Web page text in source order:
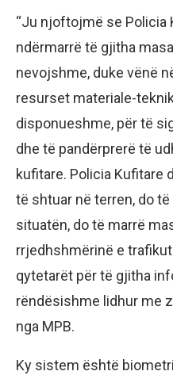
“Ju njoftojmë se Policia
ndërmarrë të gjitha
nevojshme, duke vënë
resurset materiale-
disponueshme, për të
dhe të pandërprerë të
kufitare. Policia Kufitare
të shtuar në terren, do
situatën, do të marrë
rrjedhshmërinë e
qytetarët për të gjitha
rëndësishme lidhur me
nga MPB.
Ky sistem është